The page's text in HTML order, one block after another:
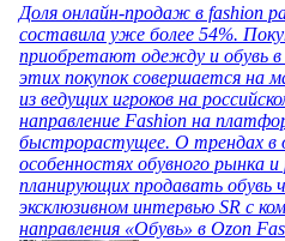
Доля онлайн-продаж в fashion
составила уже более 54%.
приобретают одежду и обувь в
этих покупок совершается на
из ведущих игроков на
направление Fashion на
быстрорастущее. О трендах в
особенностях обувного рынка и
планирующих продавать обувь
эксклюзивном интервью SR с
направления «Обувь» в Ozon